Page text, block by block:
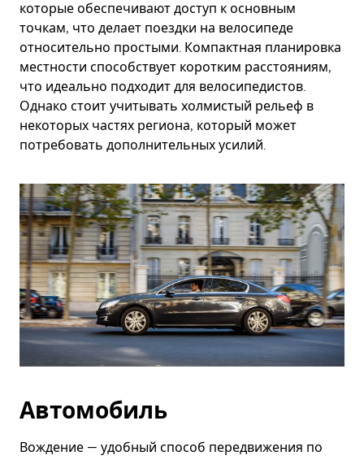
которые обеспечивают доступ к основным
точкам, что делает поездки на велосипеде
относительно простыми. Компактная планировка
местности способствует коротким расстояниям,
что идеально подходит для велосипедистов.
Однако стоит учитывать холмистый рельеф в
некоторых частях региона, который может
потребовать дополнительных усилий.
Автомобиль
Вождение — удобный способ передвижения по